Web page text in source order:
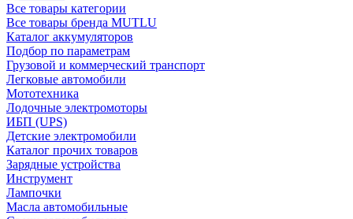
Все товары категории
Все товары бренда MUTLU
Каталог аккумуляторов
Подбор по параметрам
Грузовой и коммерческий транспорт
Легковые автомобили
Мототехника
Лодочные электромоторы
ИБП (UPS)
Детские электромобили
Каталог прочих товаров
Зарядные устройства
Инструмент
Лампочки
Масла автомобильные